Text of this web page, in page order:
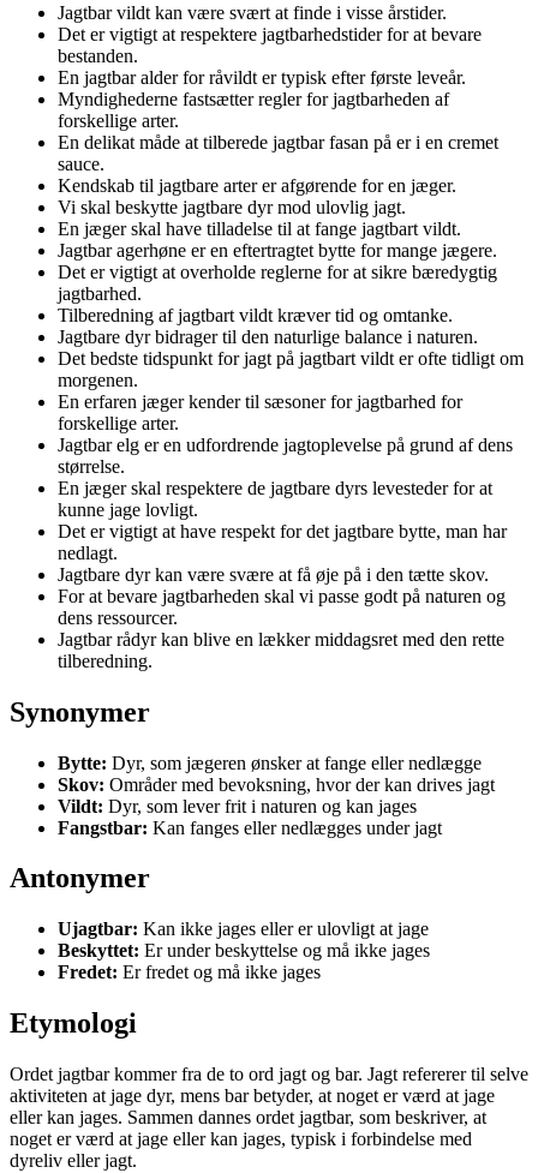
Jagtbar vildt kan være svært at finde i visse årstider.
Det er vigtigt at respektere jagtbarhedstider for at bevare
bestanden.
En jagtbar alder for råvildt er typisk efter første leveår.
Myndighederne fastsætter regler for jagtbarheden af
forskellige arter.
En delikat måde at tilberede jagtbar fasan på er i en cremet
sauce.
Kendskab til jagtbare arter er afgørende for en jæger.
Vi skal beskytte jagtbare dyr mod ulovlig jagt.
En jæger skal have tilladelse til at fange jagtbart vildt.
Jagtbar agerhøne er en eftertragtet bytte for mange jægere.
Det er vigtigt at overholde reglerne for at sikre bæredygtig
jagtbarhed.
Tilberedning af jagtbart vildt kræver tid og omtanke.
Jagtbare dyr bidrager til den naturlige balance i naturen.
Det bedste tidspunkt for jagt på jagtbart vildt er ofte tidligt om
morgenen.
En erfaren jæger kender til sæsoner for jagtbarhed for
forskellige arter.
Jagtbar elg er en udfordrende jagtoplevelse på grund af dens
størrelse.
En jæger skal respektere de jagtbare dyrs levesteder for at
kunne jage lovligt.
Det er vigtigt at have respekt for det jagtbare bytte, man har
nedlagt.
Jagtbare dyr kan være svære at få øje på i den tætte skov.
For at bevare jagtbarheden skal vi passe godt på naturen og
dens ressourcer.
Jagtbar rådyr kan blive en lækker middagsret med den rette
tilberedning.
Synonymer
Bytte: Dyr, som jægeren ønsker at fange eller nedlægge
Skov: Områder med bevoksning, hvor der kan drives jagt
Vildt: Dyr, som lever frit i naturen og kan jages
Fangstbar: Kan fanges eller nedlægges under jagt
Antonymer
Ujagtbar: Kan ikke jages eller er ulovligt at jage
Beskyttet: Er under beskyttelse og må ikke jages
Fredet: Er fredet og må ikke jages
Etymologi
Ordet jagtbar kommer fra de to ord jagt og bar. Jagt refererer til selve
aktiviteten at jage dyr, mens bar betyder, at noget er værd at jage
eller kan jages. Sammen dannes ordet jagtbar, som beskriver, at
noget er værd at jage eller kan jages, typisk i forbindelse med
dyreliv eller jagt.